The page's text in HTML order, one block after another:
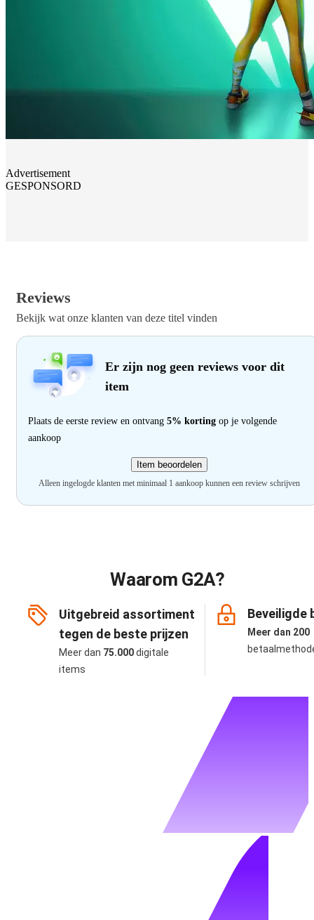
Advertisement
GESPONSORD
Reviews
Bekijk wat onze klanten van deze titel vinden
Er zijn nog geen reviews voor dit
item
Plaats de eerste review en ontvang 5% korting op je volgende
aankoop
Item beoordelen
Alleen ingelogde klanten met minimaal 1 aankoop kunnen een review schrijven
Waarom G2A?
Uitgebreid assortiment
tegen de beste prijzen
Meer dan 75.000digitale
items
Beveiligde
Meer dan 200